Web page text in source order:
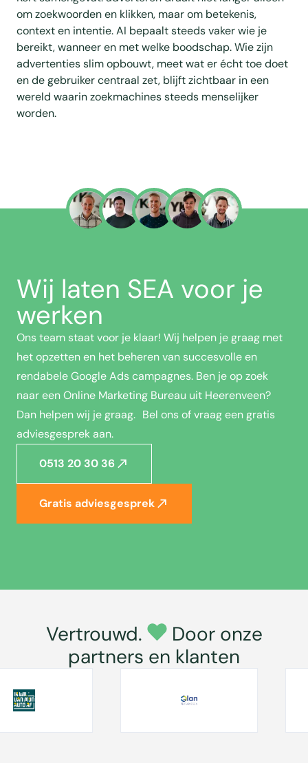
om zoekwoorden en klikken, maar om betekenis,
context en intentie. AI bepaalt steeds vaker wie je
bereikt, wanneer en met welke boodschap. Wie zijn
advertenties slim opbouwt, meet wat er écht toe doet
en de gebruiker centraal zet, blijft zichtbaar in een
wereld waarin zoekmachines steeds menselijker
worden.
Wij laten SEA voor je
werken
Ons team staat voor je klaar! Wij helpen je graag met
het opzetten en het beheren van succesvolle en
rendabele Google Ads campagnes. Ben je op zoek
naar een Online Marketing Bureau uit Heerenveen?
Dan helpen wij je graag. Bel ons of vraag een gratis
adviesgesprek aan.
0513 20 30 36
Gratis adviesgesprek
Vertrouwd.
Door onze
partners en klanten